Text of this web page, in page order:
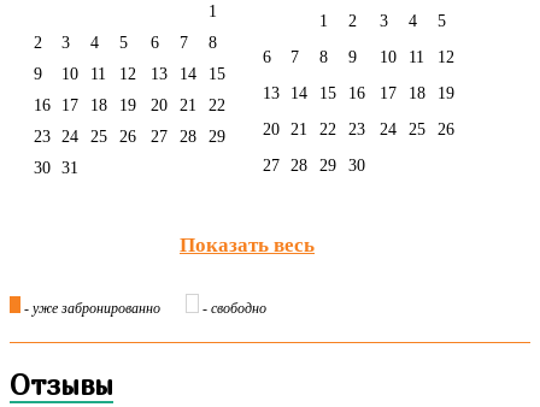
1
2
3 4 5 6 7
8
9
10 11 12 13 14
15
16
17 18 19 20 21
22
23
24 25 26 27 28
29
30
31
1 2 3 4
5
6
7 8 9 10 11
12
13
14 15 16 17 18
19
20
21 22 23 24 25
26
27
28 29 30
Показать весь
- уже забронированно - свободно
Отзывы